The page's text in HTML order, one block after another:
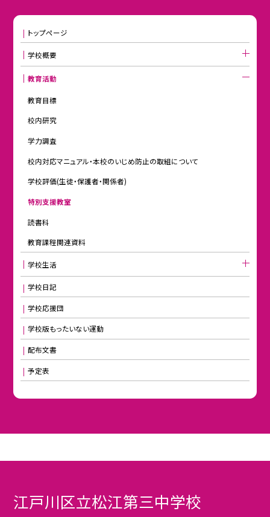
トップページ
学校概要
教育活動
教育目標
校内研究
学力調査
校内対応マニュアル・本校のいじめ防止の取組について
学校評価(生徒・保護者・関係者)
特別支援教室
読書科
教育課程関連資料
学校生活
学校日記
学校応援団
学校版もったいない運動
配布文書
予定表
江戸川区立松江第三中学校